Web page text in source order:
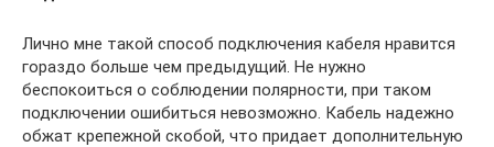
Лично мне такой способ подключения кабеля нравится
гораздо больше чем предыдущий. Не нужно
беспокоиться о соблюдении полярности, при таком
подключении ошибиться невозможно. Кабель надежно
обжат крепежной скобой, что придает дополнительную